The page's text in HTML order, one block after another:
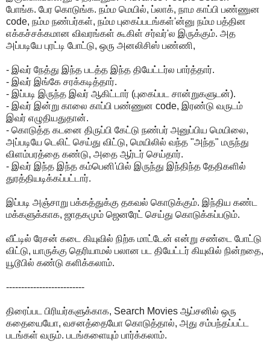
போங்க. பேர கொடுங்க. நம்ம மெயில், ப்லாக், நாம காப்பி பண்ணுன
code, நம்ம நண்பர்கள், நம்ம புகைப்படங்கள்'ன்னு நம்ம பத்தின
எக்கச்சக்கமான விவரங்கள் கூகிள் சர்வர்'ல இருக்கும். அத
அப்படியே புரட்டி போட்டு, ஒரு அனலிசிஸ் பண்ணி,
- இவர் நேத்து இந்த படத்த இந்த தியேட்டர்ல பார்த்தார்.
- இவர் இங்கே சரக்கடித்தார்.
- இப்படி இருந்த இவர் ஆகிட்டார் (புகைப்பட சான்றுகளுடன்).
- இவர் இன்று காலை காப்பி பண்ணுன code, இரண்டு வருடம்
இவர் எழுதியதுதான்.
- கொடுத்த கடனை திருப்பி கேட்டு நண்பர் அனுப்பிய மெயிலை,
அப்படியே டெலிட் செய்து விட்டு, மெயிலில் வந்த "அந்த" மருந்து
விளம்பரத்தை கண்டு, அதை ஆர்டர் செய்தார்.
- இவர் இந்த இந்த கம்பெனி'யில் இருந்து இந்திந்த தேதிகளில்
துரத்தியடிக்கப்பட்டார்.
இப்படி அஞ்சாறு பக்கத்துக்கு தகவல் கொடுக்கும். இந்திய கண்ட
மக்களுக்காக, ஜாதகமும் ஜெனரேட் செய்து கொடுக்கப்படும்.
வீட்டில் ரேசன் கடை கியுவில் நிற்க மாட்டேன் என்று சண்டை போட்டு
விட்டு, யாருக்கு தெரியாமல் பலான பட தியேட்டர் கியுவில் நின்றதை,
யூடூபில் கண்டு களிக்கலாம்.
--------------------------
திரைப்பட பிரியர்களுக்காக, Search Movies ஆப்சனில் ஒரு
கதையையோ, வசனத்தையோ கொடுத்தால், அது சம்பந்தப்பட்ட
படங்கள் வரும். படங்களையும் பார்க்கலாம்.